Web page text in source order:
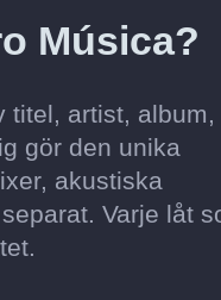
Música?
titel, artist, album,
gör den unika
akustiska
Varje låt